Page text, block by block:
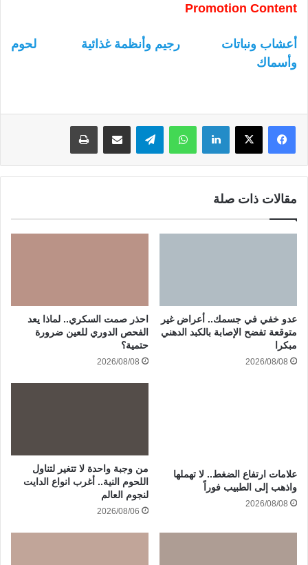
Promotion Content
أعشاب ونباتات رجيم وأنظمة غذائية
لحوم
وأسماك
لينكدإن واتساب
مقالات ذات صلة
عدو خفي في جسمك.. أعراض غير
متوقعة تفضح الإصابة بالكبد الدهني
مبكرا
2026/08/08
احذر صمت السكري.. لماذا يعد
الفحص الدوري للعين ضرورة
حتمية؟
2026/08/08
علامات ارتفاع الضغط.. لا تهملها
واذهب إلى الطبيب فوراً
2026/08/08
من وجبة واحدة لا تتغير لتناول
اللحوم النية.. أغرب انواع الدايت
لنجوم العالم
2026/08/06